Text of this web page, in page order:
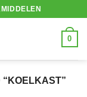
0
“KOELKAST”